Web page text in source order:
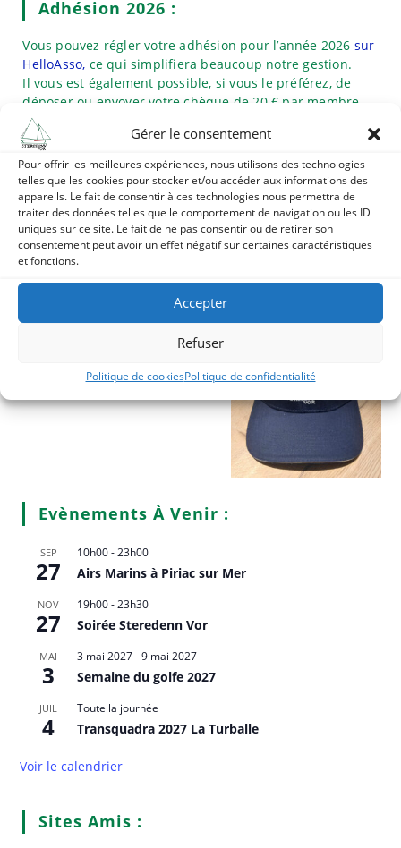
Gérer le consentement
Pour offrir les meilleures expériences, nous utilisons des technologies
telles que les cookies pour stocker et/ou accéder aux informations des
appareils. Le fait de consentir à ces technologies nous permettra de
traiter des données telles que le comportement de navigation ou les ID
uniques sur ce site. Le fait de ne pas consentir ou de retirer son
consentement peut avoir un effet négatif sur certaines caractéristiques
et fonctions.
Accepter
Refuser
Politique de cookiesPolitique de confidentialité
Adhésion 2026 :
Vous pouvez régler votre adhésion pour l’année 2026 sur
HelloAsso, ce qui simplifiera beaucoup notre gestion.
Il vous est également possible, si vous le préférez, de
déposer ou envoyer votre chèque de 20 € par membre
accompagné de vos coordonnées (Nom, Prénom,
Adresses e-mail et postale, tél), à Patrick DAHLEM,
trésorier de Steredenn vor, 130 route du Pado 44420
Piriac sur Mer.
Achat De Polos Casquettes Vestes –
Steredenn Vor
Vous pouvez commander et payer vos vêtements
marqués au nom de Steredenn Vor sur
Evènements À Venir :
SEP
27
10h00-23h00
Airs Marins à Piriac sur Mer
NOV
27
19h00-23h30
Soirée Steredenn Vor
MAI
3
3 mai 2027-9 mai 2027
Semaine du golfe 2027
JUIL
4
Toute la journée
Transquadra 2027 La Turballe
Voir le calendrier
Sites Amis :